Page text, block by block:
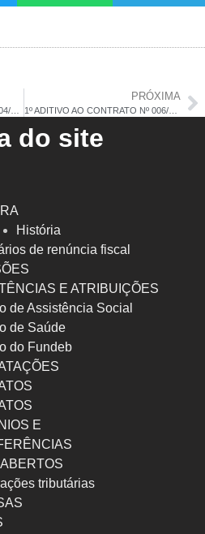
PRÓXIMA
1º ADITIVO AO CONTRATO Nº 006/2025
do site
História
de renúncia fiscal
E ATRIBUIÇÕES
de Assistência Social
de Saúde
do Fundeb
E
tributárias